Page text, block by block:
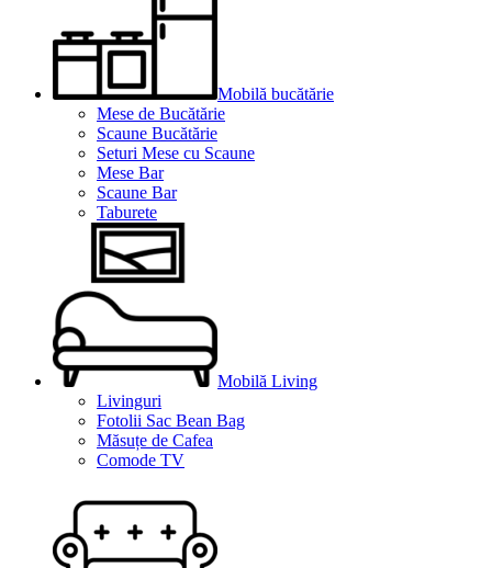
Mobilă bucătărie
Mese de Bucătărie
Scaune Bucătărie
Seturi Mese cu Scaune
Mese Bar
Scaune Bar
Taburete
Mobilă Living
Livinguri
Fotolii Sac Bean Bag
Măsuțe de Cafea
Comode TV